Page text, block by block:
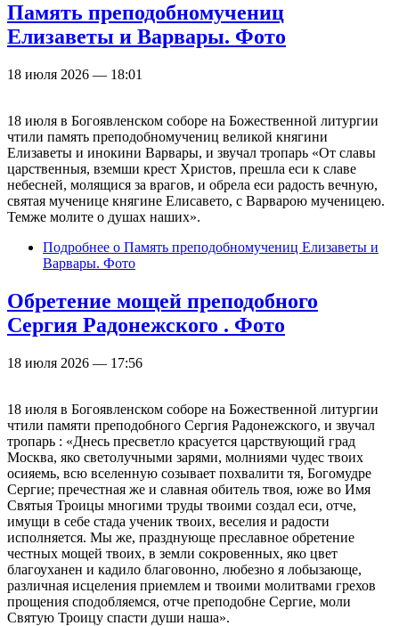
Память преподобномучениц
Елизаветы и Варвары. Фото
18 июля 2026 — 18:01
18 июля в Богоявленском соборе на Божественной литургии
чтили память преподобномучениц великой княгини
Елизаветы и инокини Варвары, и звучал тропарь «От славы
царственныя, вземши крест Христов, прешла еси к славе
небесней, молящися за врагов, и обрела еси радость вечную,
святая мученице княгине Елисавето, с Варварою мученицею.
Темже молите о душах наших».
Подробнее о Память преподобномучениц Елизаветы и
Варвары. Фото
Обретение мощей преподобного
Сергия Радонежского . Фото
18 июля 2026 — 17:56
18 июля в Богоявленском соборе на Божественной литургии
чтили памяти преподобного Сергия Радонежского, и звучал
тропарь : «Днесь пресветло красуется царствующий град
Москва, яко светолучными зарями, молниями чудес твоих
осияемь, всю вселенную созывает похвалити тя, Богомудре
Сергие; пречестная же и славная обитель твоя, юже во Имя
Святыя Троицы многими труды твоими создал еси, отче,
имущи в себе стада ученик твоих, веселия и радости
исполняется. Мы же, празднующе преславное обре­тение
честных мощей твоих, в земли со­кровенных, яко цвет
благоуханен и кадило благовонно, любезно я лобызающе,
различная исцеления приемлем и твоими молитвами грехов
прощения сподобляемся, отче преподобне Сергие, моли
Святую Троицу спасти души наша».